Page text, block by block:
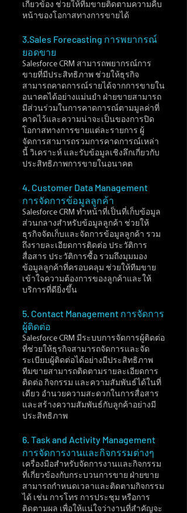
เกี่ยวข้อง ช่วยให้ทีมขายติดตามความคืบ
หน้าของโอกาสทางการขายได้
3.Sales Forecasting การพยากรณ์
ยอดขาย
Salesforce CRM สามารถพยากรณ์การ
ขายที่มีประสิทธิภาพ ช่วยให้ธุรกิจ
สามารถคาดการณ์รายได้จากการขายใน
อนาคตได้อย่างแม่นยำ ฝ่ายขายสามารถ
มีส่วนร่วมในการคาดการณ์ตามมูลค่าที่
คาดไว้และความน่าจะเป็นของการปิด
โอกาสทางการขายแต่ละรายการ ผู้
จัดการสามารถรวมการคาดการณ์เหล่า
นี้ วิเคราะห์ และรับข้อมูลเชิงลึกเกี่ยวกับ
ประสิทธิภาพการขายในอนาคต
4. Customer Data Management
การจัดการข้อมูลลูกค้า
Salesforce CRM ทำหน้าที่เป็นที่เก็บข้อมูล
ส่วนกลางสำหรับข้อมูลลูกค้า ช่วยให้
ธุรกิจจัดเก็บและจัดการข้อมูลลูกค้า รวม
ถึงรายละเอียดการติดต่อ ประวัติการ
สื่อสาร ประวัติการซื้อ รวมถึงมุมมอง
ข้อมูลลูกค้าที่ครอบคลุม ช่วยให้ทีมขาย
เข้าใจความต้องการของลูกค้าและให้
บริการที่ดียิ่งขึ้น
5. Contact Management การจัดการ
ผู้ติดต่อ
Salesforce CRM มีระบบการจัดการผู้ติดต่อ
ที่ช่วยให้ธุรกิจสามารถจัดการและจัด
ระเบียบผู้ติดต่อได้อย่างมีประสิทธิภาพ
ทีมขายสามารถติดตามรายละเอียดการ
ติดต่อ กิจกรรม และความสัมพันธ์ได้ในที่
เดียว อำนวยความสะดวกในการสื่อสาร
และสร้างความสัมพันธ์กับลูกค้าอย่างมี
ประสิทธิภาพ
6. Task and Activity Management
การจัดการงานและกิจกรรมต่างๆ
เครื่องมือสำหรับจัดการงานและกิจกรรม
ที่เกี่ยวข้องกับกระบวนการขาย ฝ่ายขาย
สามารถกำหนดเวลาและติดตามกิจกรรม
ได้ เช่น การโทร การประชุม หรือการ
ติดตามผล เพื่อให้แน่ใจว่างานที่สำคัญจะ